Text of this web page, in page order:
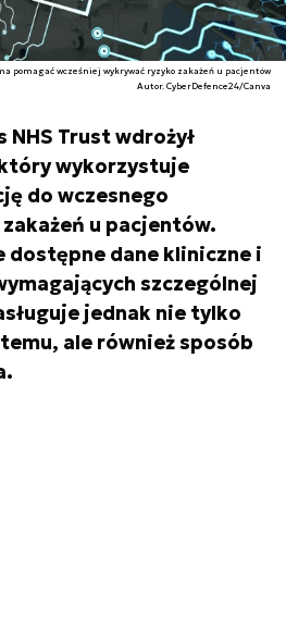
pomagać wcześniej wykrywać ryzyko zakażeń u pacjentów
Autor. CyberDefence24/Canva
Trust wdrożył
który wykorzystuje
do wczesnego
u pacjentów.
dostępne dane kliniczne i
szczególnej
jednak nie tylko
ale również sposób